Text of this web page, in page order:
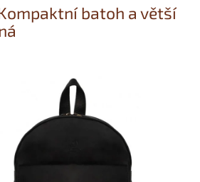
batoh a větší